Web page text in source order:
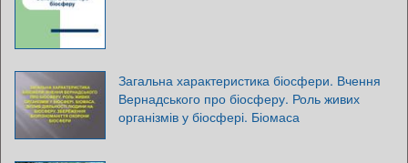
Загальна характеристика біосфери. Вчення
Вернадського про біосферу. Роль живих
організмів у біосфері. Біомаса